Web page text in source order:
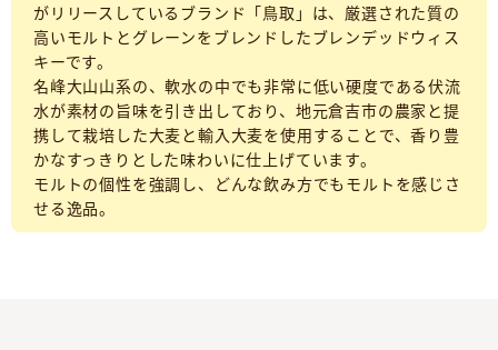
がリリースしているブランド「鳥取」は、厳選された質の
高いモルトとグレーンをブレンドしたブレンデッドウィス
キーです。
名峰大山山系の、軟水の中でも非常に低い硬度である伏流
水が素材の旨味を引き出しており、地元倉吉市の農家と提
携して栽培した大麦と輸入大麦を使用することで、香り豊
かなすっきりとした味わいに仕上げています。
モルトの個性を強調し、どんな飲み方でもモルトを感じさ
せる逸品。